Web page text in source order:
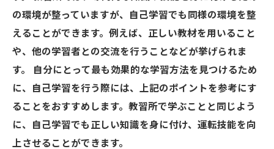
の環境が整っていますが、自己学習でも同様の環境を整
えることができます。例えば、正しい教材を用いること
や、他の学習者との交流を行うことなどが挙げられま
す。 自分にとって最も効果的な学習方法を見つけるため
に、自己学習を行う際には、上記のポイントを参考にす
ることをおすすめします。教習所で学ぶことと同じよう
に、自己学習でも正しい知識を身に付け、運転技能を向
上させることができます。